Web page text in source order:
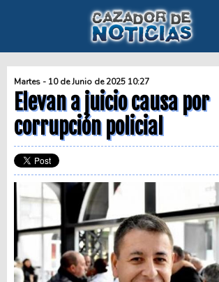
Martes - 10 de Junio de 2025 10:27
Elevan a juicio causa por
corrupción policial